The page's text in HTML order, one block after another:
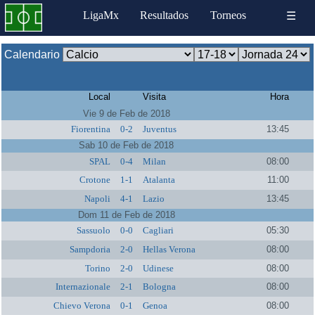
LigaMx Resultados Torneos ☰
Calendario
Local Visita
Hora
Vie 9 de Feb de 2018
Fiorentina
0-2 Juventus
13:45
Sab 10 de Feb de 2018
SPAL
0-4 Milan
08:00
Crotone
1-1 Atalanta
11:00
Napoli
4-1 Lazio
13:45
Dom 11 de Feb de 2018
Sassuolo
0-0 Cagliari
05:30
Sampdoria
2-0 Hellas Verona
08:00
Torino
2-0 Udinese
08:00
Internazionale
2-1 Bologna
08:00
Chievo Verona
0-1 Genoa
08:00